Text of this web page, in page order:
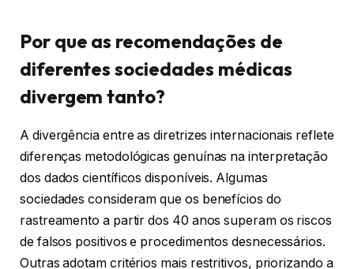
Por que as recomendações de
diferentes sociedades médicas
divergem tanto?
A divergência entre as diretrizes internacionais reflete
diferenças metodológicas genuínas na interpretação
dos dados científicos disponíveis. Algumas
sociedades consideram que os benefícios do
rastreamento a partir dos 40 anos superam os riscos
de falsos positivos e procedimentos desnecessários.
Outras adotam critérios mais restritivos, priorizando a